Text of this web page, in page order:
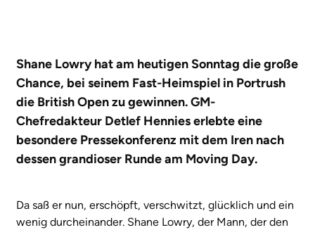
Shane Lowry hat am heutigen Sonntag die große
Chance, bei seinem Fast-Heimspiel in Portrush
die British Open zu gewinnen. GM-
Chefredakteur Detlef Hennies erlebte eine
besondere Pressekonferenz mit dem Iren nach
dessen grandioser Runde am Moving Day.
Da saß er nun, erschöpft, verschwitzt, glücklich und ein
wenig durcheinander. Shane Lowry, der Mann, der den